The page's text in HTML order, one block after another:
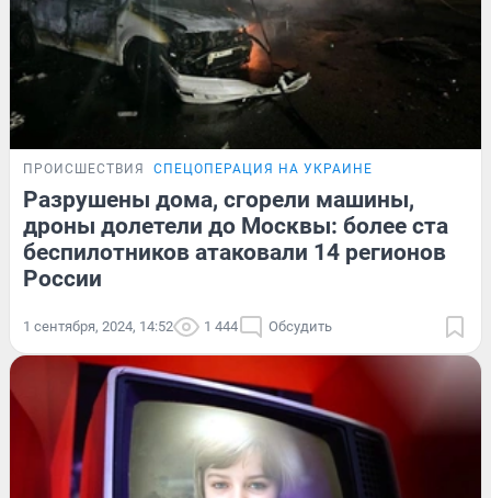
ПРОИСШЕСТВИЯ СПЕЦОПЕРАЦИЯ НА УКРАИНЕ
Разрушены дома, сгорели машины,
дроны долетели до Москвы: более ста
беспилотников атаковали 14 регионов
России
1 сентября, 2024, 14:52 1 444 Обсудить